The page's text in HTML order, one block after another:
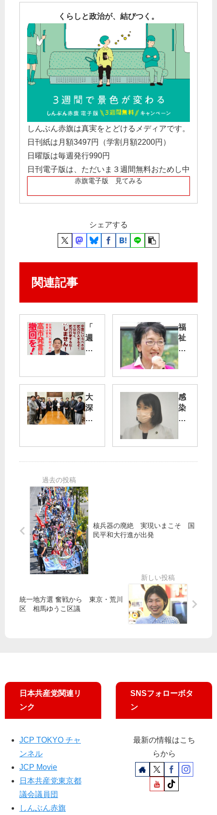
くらしと政治が、結びつく。
しんぶん赤旗は真実をとどけるメディアです。
日刊紙は月額3497円（学割月額2200円）
日曜版は毎週発行990円
日刊電子版は、ただいま３週間無料おためし中
赤旗電子版 見てみる
シェアする
関連記事
「
週
刊
」
第
53
回
公
し
た
福
祉
充
実
の
江
に
【
東
】
大
深
度
法
提
出
感
染
防
と
立
会
ょ
う
こ
氏
る
核兵器の廃絶 実現いまこそ 国
民平和大行進が出発
統一地方選 奮戦から 東京・荒川
区 相馬ゆうこ区議
日本共産党関連リ
ンク
JCP TOKYO チャ
ンネル
JCP Movie
日本共産党東京都
議会議員団
しんぶん赤旗
SNSフォローボタ
ン
最新の情報はこち
らから